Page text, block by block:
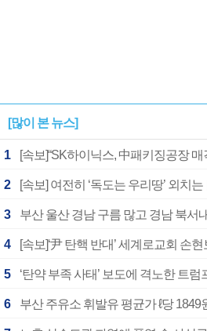
[많이 본 뉴스]
1 [속보]“SK하이닉스, 中패키징공장
2
3
4 [속보]‘尹 탄핵 반대’ 세계로교회 손
5
6 부산 주유소 휘발유 평균가 ℓ당